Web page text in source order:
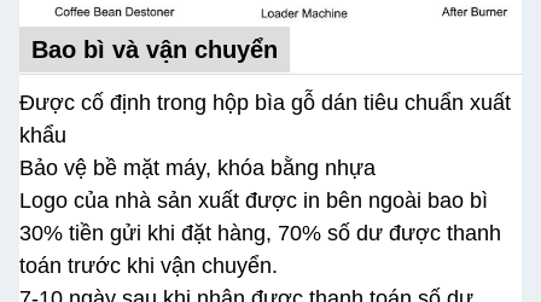
Bao bì và vận chuyển
Được cố định trong hộp bìa gỗ dán tiêu chuẩn xuất
khẩu
Bảo vệ bề mặt máy, khóa bằng nhựa
Logo của nhà sản xuất được in bên ngoài bao bì
30% tiền gửi khi đặt hàng, 70% số dư được thanh
toán trước khi vận chuyển.